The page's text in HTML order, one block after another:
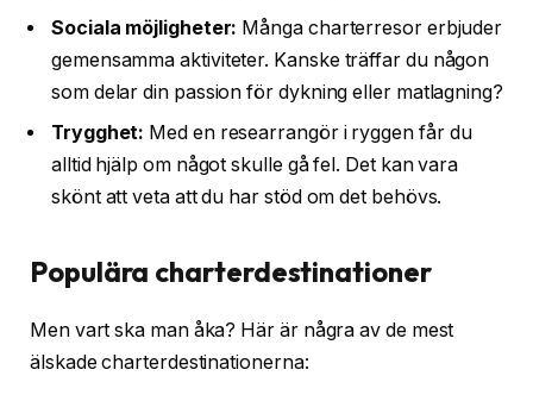
Sociala möjligheter: Många charterresor erbjuder
gemensamma aktiviteter. Kanske träffar du någon
som delar din passion för dykning eller matlagning?
Trygghet: Med en researrangör i ryggen får du
alltid hjälp om något skulle gå fel. Det kan vara
skönt att veta att du har stöd om det behövs.
Populära charterdestinationer
Men vart ska man åka? Här är några av de mest
älskade charterdestinationerna: